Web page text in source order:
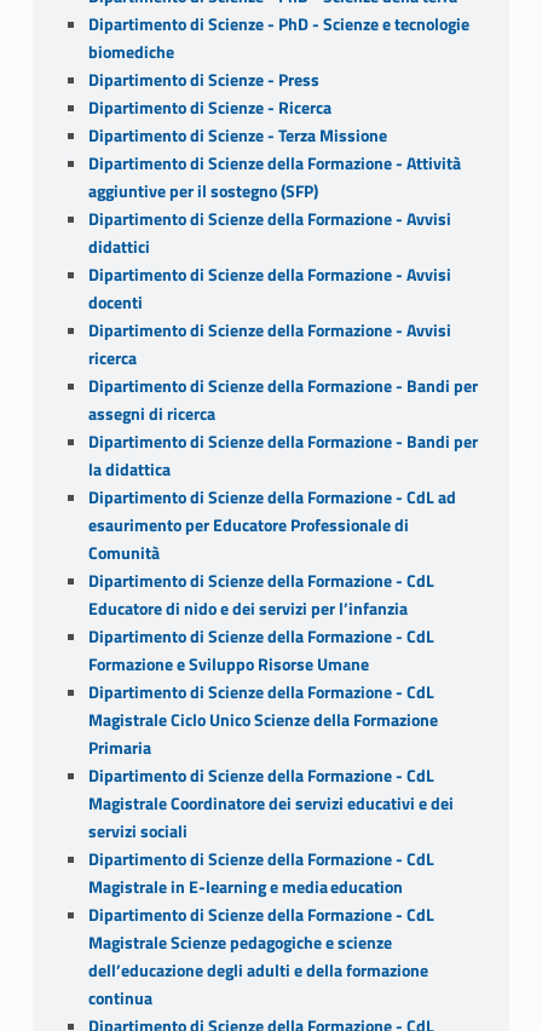
Dipartimento di Scienze - PhD - Scienze e tecnologie
biomediche
Dipartimento di Scienze - Press
Dipartimento di Scienze - Ricerca
Dipartimento di Scienze - Terza Missione
Dipartimento di Scienze della Formazione - Attività
aggiuntive per il sostegno (SFP)
Dipartimento di Scienze della Formazione - Avvisi
didattici
Dipartimento di Scienze della Formazione - Avvisi
docenti
Dipartimento di Scienze della Formazione - Avvisi
ricerca
Dipartimento di Scienze della Formazione - Bandi per
assegni di ricerca
Dipartimento di Scienze della Formazione - Bandi per
la didattica
Dipartimento di Scienze della Formazione - CdL ad
esaurimento per Educatore Professionale di
Comunità
Dipartimento di Scienze della Formazione - CdL
Educatore di nido e dei servizi per l’infanzia
Dipartimento di Scienze della Formazione - CdL
Formazione e Sviluppo Risorse Umane
Dipartimento di Scienze della Formazione - CdL
Magistrale Ciclo Unico Scienze della Formazione
Primaria
Dipartimento di Scienze della Formazione - CdL
Magistrale Coordinatore dei servizi educativi e dei
servizi sociali
Dipartimento di Scienze della Formazione - CdL
Magistrale in E-learning e media education
Dipartimento di Scienze della Formazione - CdL
Magistrale Scienze pedagogiche e scienze
dell’educazione degli adulti e della formazione
continua